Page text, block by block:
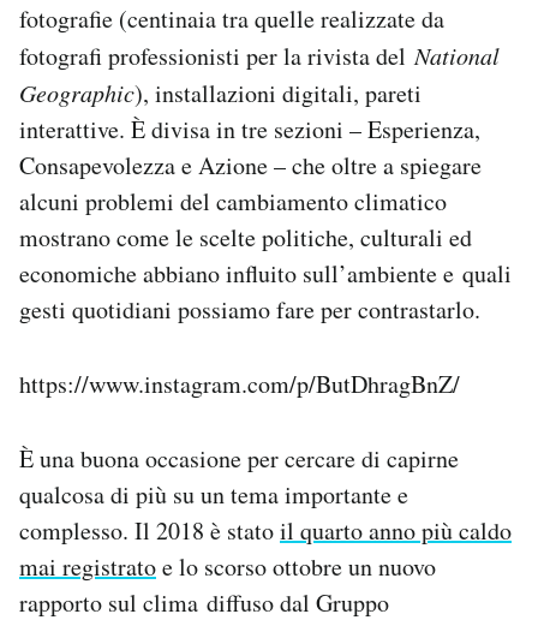
fotografie (centinaia tra quelle realizzate da
fotografi professionisti per la rivista delNational
Geographic), installazioni digitali, pareti
interattive. È divisa in tre sezioni – Esperienza,
Consapevolezza e Azione – che oltre a spiegare
alcuni problemi del cambiamento climatico
mostrano come le scelte politiche, culturali ed
economiche abbiano influito sull’ambiente e quali
gesti quotidiani possiamo fare per contrastarlo.
https://www.instagram.com/p/ButDhragBnZ/
È una buona occasione per cercare di capirne
qualcosa di più su un tema importante e
complesso. Il 2018 è statoil quarto anno più caldo
mai registratoe lo scorso ottobre un nuovo
rapporto sul clima diffuso dal Gruppo